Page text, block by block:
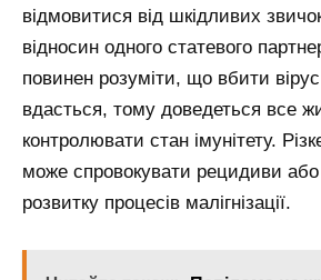
відмовитися від шкідливих
відносин одного статевого
повинен розуміти, що вбити
вдасться, тому доведеться все
контролювати стан імунітету.
може спровокувати рецидиви
розвитку процесів малігнізації.